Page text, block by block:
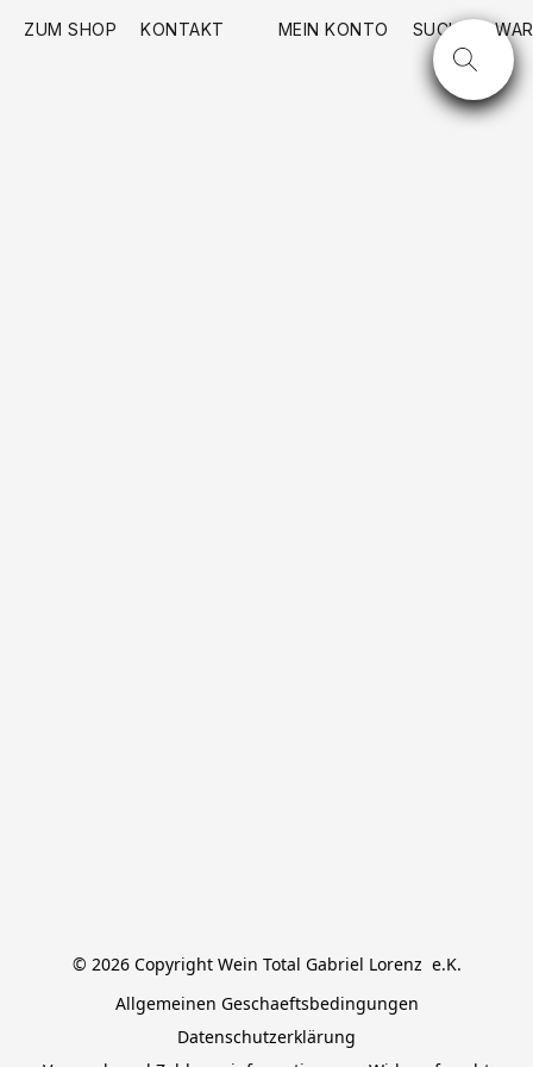
ZUM SHOP KONTAKT MEIN KONTO SUCHE
© 2026 Copyright Wein Total Gabriel Lorenz  e.K.
Allgemeinen Geschaeftsbedingungen
Datenschutzerklärung